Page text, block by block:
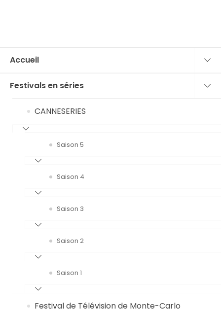
Accueil
Festivals en séries
CANNESERIES
Saison 5
Saison 4
Saison 3
Saison 2
Saison 1
Festival de Télévision de Monte-Carlo